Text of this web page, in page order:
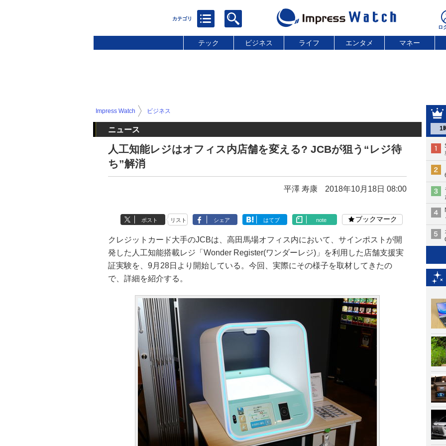
テック ビジネス ライフ エンタメ マネー
1
Impress Watch ビジネス
ニュース
人工知能レジはオフィス内店舗を変える? JCBが狙う“レジ待
ち”解消
平澤 寿康 2018年10月18日 08:00
ポスト リスト シェア はてブ note ブックマーク
クレジットカード大手のJCBは、高田馬場オフィス内において、サインポストが開
発した人工知能搭載レジ「Wonder Register(ワンダーレジ)」を利用した店舗支援実
証実験を、9月28日より開始している。今回、実際にその様子を取材してきたの
で、詳細を紹介する。